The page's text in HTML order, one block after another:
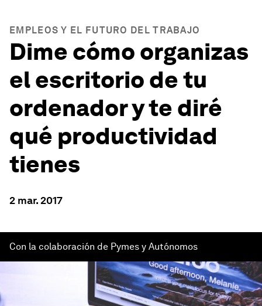
EMPLEOS Y EL FUTURO DEL TRABAJO
Dime cómo organizas
el escritorio de tu
ordenador y te diré
qué productividad
tienes
2 mar. 2017
Con la colaboración de Pymes y Autónomos